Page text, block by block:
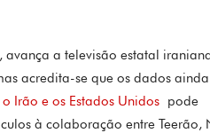
avança a televisão estatal
acredita-se que os dados ainda
Irão e os Estados Unidos pode
à colaboração entre Teerão,